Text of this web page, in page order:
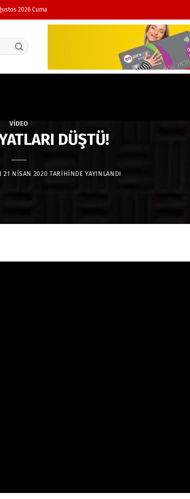
2026 Cuma
VIDEO
DÜŞTÜ!
21 NISAN 2020 TARIHINDE YAYINLANDI